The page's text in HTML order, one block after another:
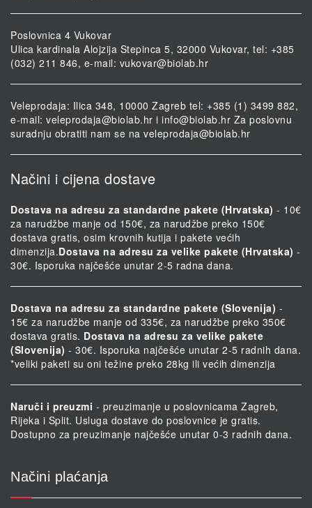
Poslovnica 4 Vukovar
Ulica kardinala Alojzija Stepinca 5, 32000 Vukovar, tel: +385
(032) 211 846, e-mail: vukovar@biolab.hr
Veleprodaja: Ilica 348, 10000 Zagreb tel: +385 (1) 3499 882,
e-mail: veleprodaja@biolab.hr i info@biolab.hr Za poslovnu
suradnju obratiti nam se na veleprodaja@biolab.hr
Načini i cijena dostave
Dostava na adresu za standardne pakete (Hrvatska) - 10€
za narudžbe manje od 150€, za narudžbe preko 150€
dostava gratis, osim krovnih kutija i pakete većih
dimenzija.Dostava na adresu za velike pakete (Hrvatska) -
30€. Isporuka najčešće unutar 2-5 radna dana.
Dostava na adresu za standardne pakete (Slovenija) -
15€ za narudžbe manje od 335€, za narudžbe preko 350€
dostava gratis. Dostava na adresu za velike pakete
(Slovenija) - 30€. Isporuka najčešće unutar 2-5 radnih dana.
*veliki paketi su oni težine preko 28kg ili većih dimenzija
Naruči i preuzmi - preuzimanje u poslovnicama Zagreb,
Rijeka i Split. Usluga dostave do poslovnice je gratis.
Dostupno za preuzimanje najčešće unutar 0-3 radnih dana.
Načini plaćanja